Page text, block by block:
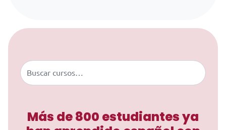
Saltar al contenido
Buscar
Más de 800 estudiantes ya